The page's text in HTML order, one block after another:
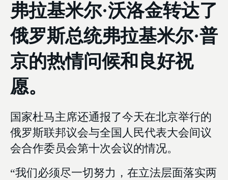
弗拉基米尔·沃洛金转达了
俄罗斯总统弗拉基米尔·普
京的热情问候和良好祝
愿。
国家杜马主席还通报了今天在北京举行的
俄罗斯联邦议会与全国人民代表大会间议
会合作委员会第十次会议的情况。
“我们必须尽一切努力，在立法层面落实两